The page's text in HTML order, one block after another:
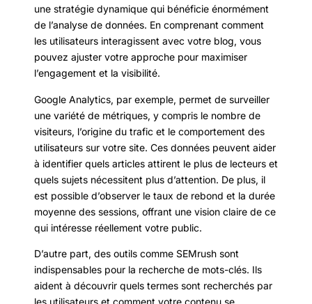
une stratégie dynamique qui bénéficie énormément
de l’analyse de données. En comprenant comment
les utilisateurs interagissent avec votre blog, vous
pouvez ajuster votre approche pour maximiser
l’engagement et la visibilité.
Google Analytics, par exemple, permet de surveiller
une variété de métriques, y compris le nombre de
visiteurs, l’origine du trafic et le comportement des
utilisateurs sur votre site. Ces données peuvent aider
à identifier quels articles attirent le plus de lecteurs et
quels sujets nécessitent plus d’attention. De plus, il
est possible d’observer le taux de rebond et la durée
moyenne des sessions, offrant une vision claire de ce
qui intéresse réellement votre public.
D’autre part, des outils comme SEMrush sont
indispensables pour la recherche de mots-clés. Ils
aident à découvrir quels termes sont recherchés par
les utilisateurs et comment votre contenu se